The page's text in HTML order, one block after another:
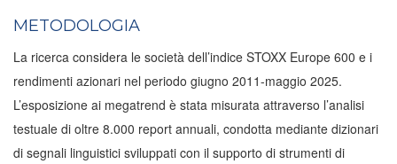
METODOLOGIA
La ricerca considera le società dell’indice STOXX Europe 600 e i
rendimenti azionari nel periodo giugno 2011-maggio 2025.
L’esposizione ai megatrend è stata misurata attraverso l’analisi
testuale di oltre 8.000 report annuali, condotta mediante dizionari
di segnali linguistici sviluppati con il supporto di strumenti di